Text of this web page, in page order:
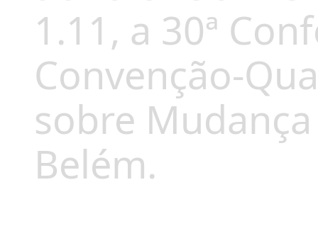
1.11, a 30ª
Convenção-
sobre
Belém.